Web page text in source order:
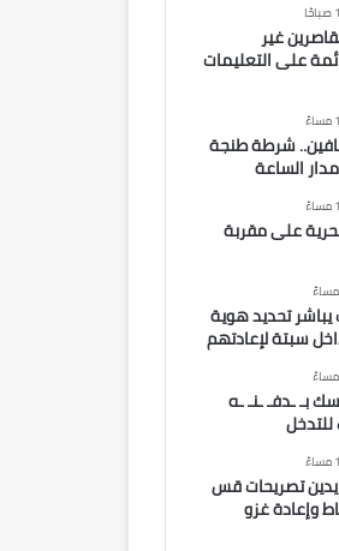
غير
على التعليمات
شرطة طنجة
الساعة
على مقربة
تحديد هوية
سبتة لإعادتهم
بـ ـدفـ ـنـ ـه
يدين تصريحات قس
وإعادة غزو